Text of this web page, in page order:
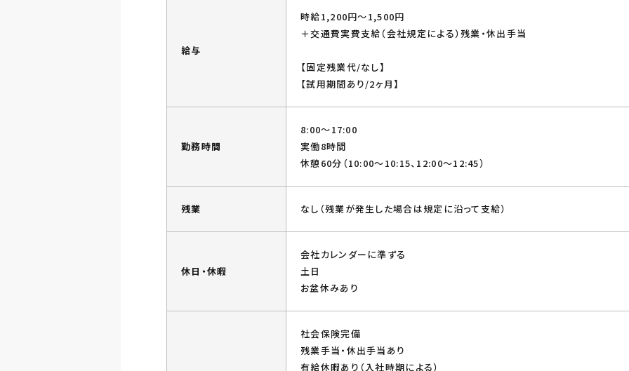
給与
時給1,200円～1,500円
＋交通費実費支給（会社規定による）残業・休出手当
【固定残業代/なし】
【試用期間あり/2ヶ月】
勤務時間
8:00～17:00
実働8時間
休憩60分（10:00～10:15、12:00～12:45）
残業 なし（残業が発生した場合は規定に沿って支給）
休日・休暇
会社カレンダーに準ずる
土日
お盆休みあり
社会保険完備
残業手当・休出手当あり
有給休暇あり（入社時期による）